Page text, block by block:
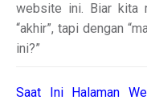
website ini. Biar kita
“akhir”, tapi dengan
ini?”
Saat Ini Halaman